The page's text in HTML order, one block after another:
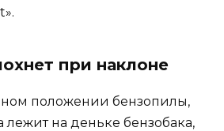
при наклоне
положении бензопилы,
лежит на деньке бензобака,